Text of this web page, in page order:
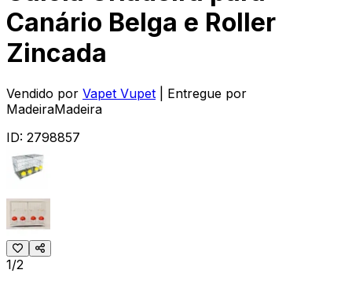
Canário Belga e Roller
Zincada
Vendido por Vapet Vupet
| Entregue por
MadeiraMadeira
ID: 2798857
1/2